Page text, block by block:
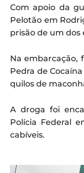
Com apoio da
Pelotão em
prisão de um dos
Na embarcação,
Pedra de
quilos de
A droga foi
Polícia Federal
cabíveis.